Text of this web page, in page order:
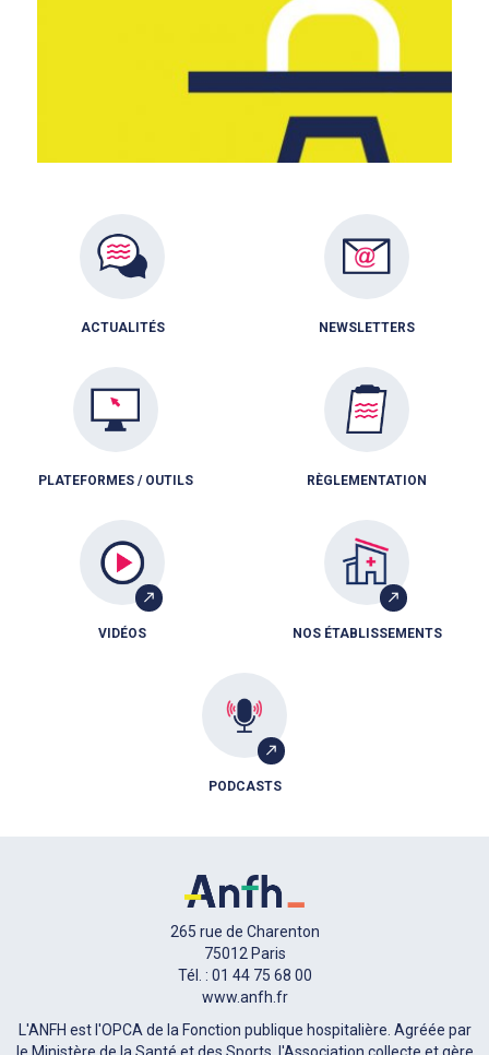
ACTUALITÉS NEWSLETTERS
PLATEFORMES / OUTILS RÈGLEMENTATION
VIDÉOS NOS ÉTABLISSEMENTS
PODCASTS
265 rue de Charenton
75012 Paris
Tél. : 01 44 75 68 00
www.anfh.fr
L'ANFH est l'OPCA de la Fonction publique hospitalière. Agréée par
le Ministère de la Santé et des Sports, l'Association collecte et gère